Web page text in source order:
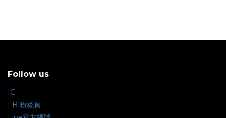
Follow us
IG
FB 粉絲頁